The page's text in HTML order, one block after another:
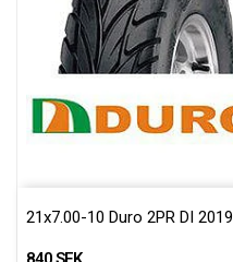
21x7.00-10 Duro 2PR DI 2019